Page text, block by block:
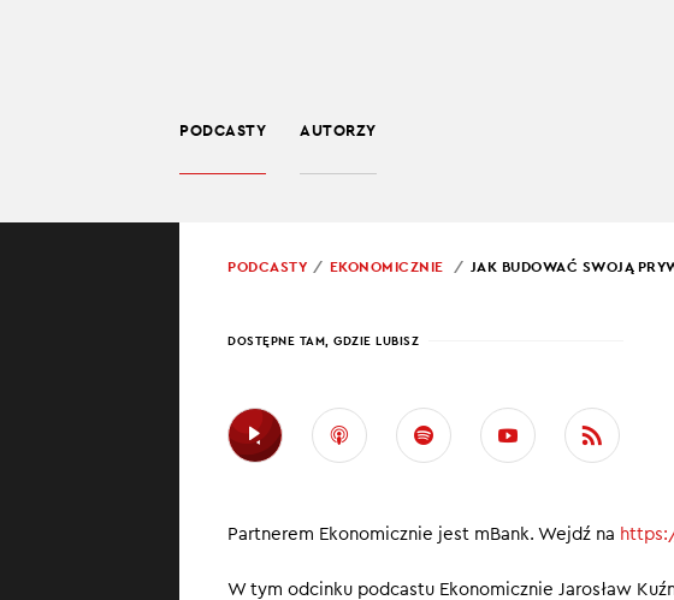
PODCASTY AUTORZY
PROWADZĄCY:
PRYWATNĄ
ZUS nie wystarczy, to już
PODCASTY
EKONOMICZNIE JAK BUDOWAĆ SWOJĄ
DOSTĘPNE TAM, GDZIE LUBISZ
Partnerem Ekonomicznie jest mBank. Wejdź na
W tym odcinku podcastu Ekonomicznie Jarosław